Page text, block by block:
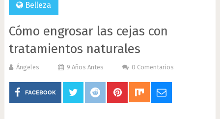
Belleza
Cómo engrosar las cejas con
tratamientos naturales
Ángeles 9 Años Antes 0 Comentarios
FACEBOOK